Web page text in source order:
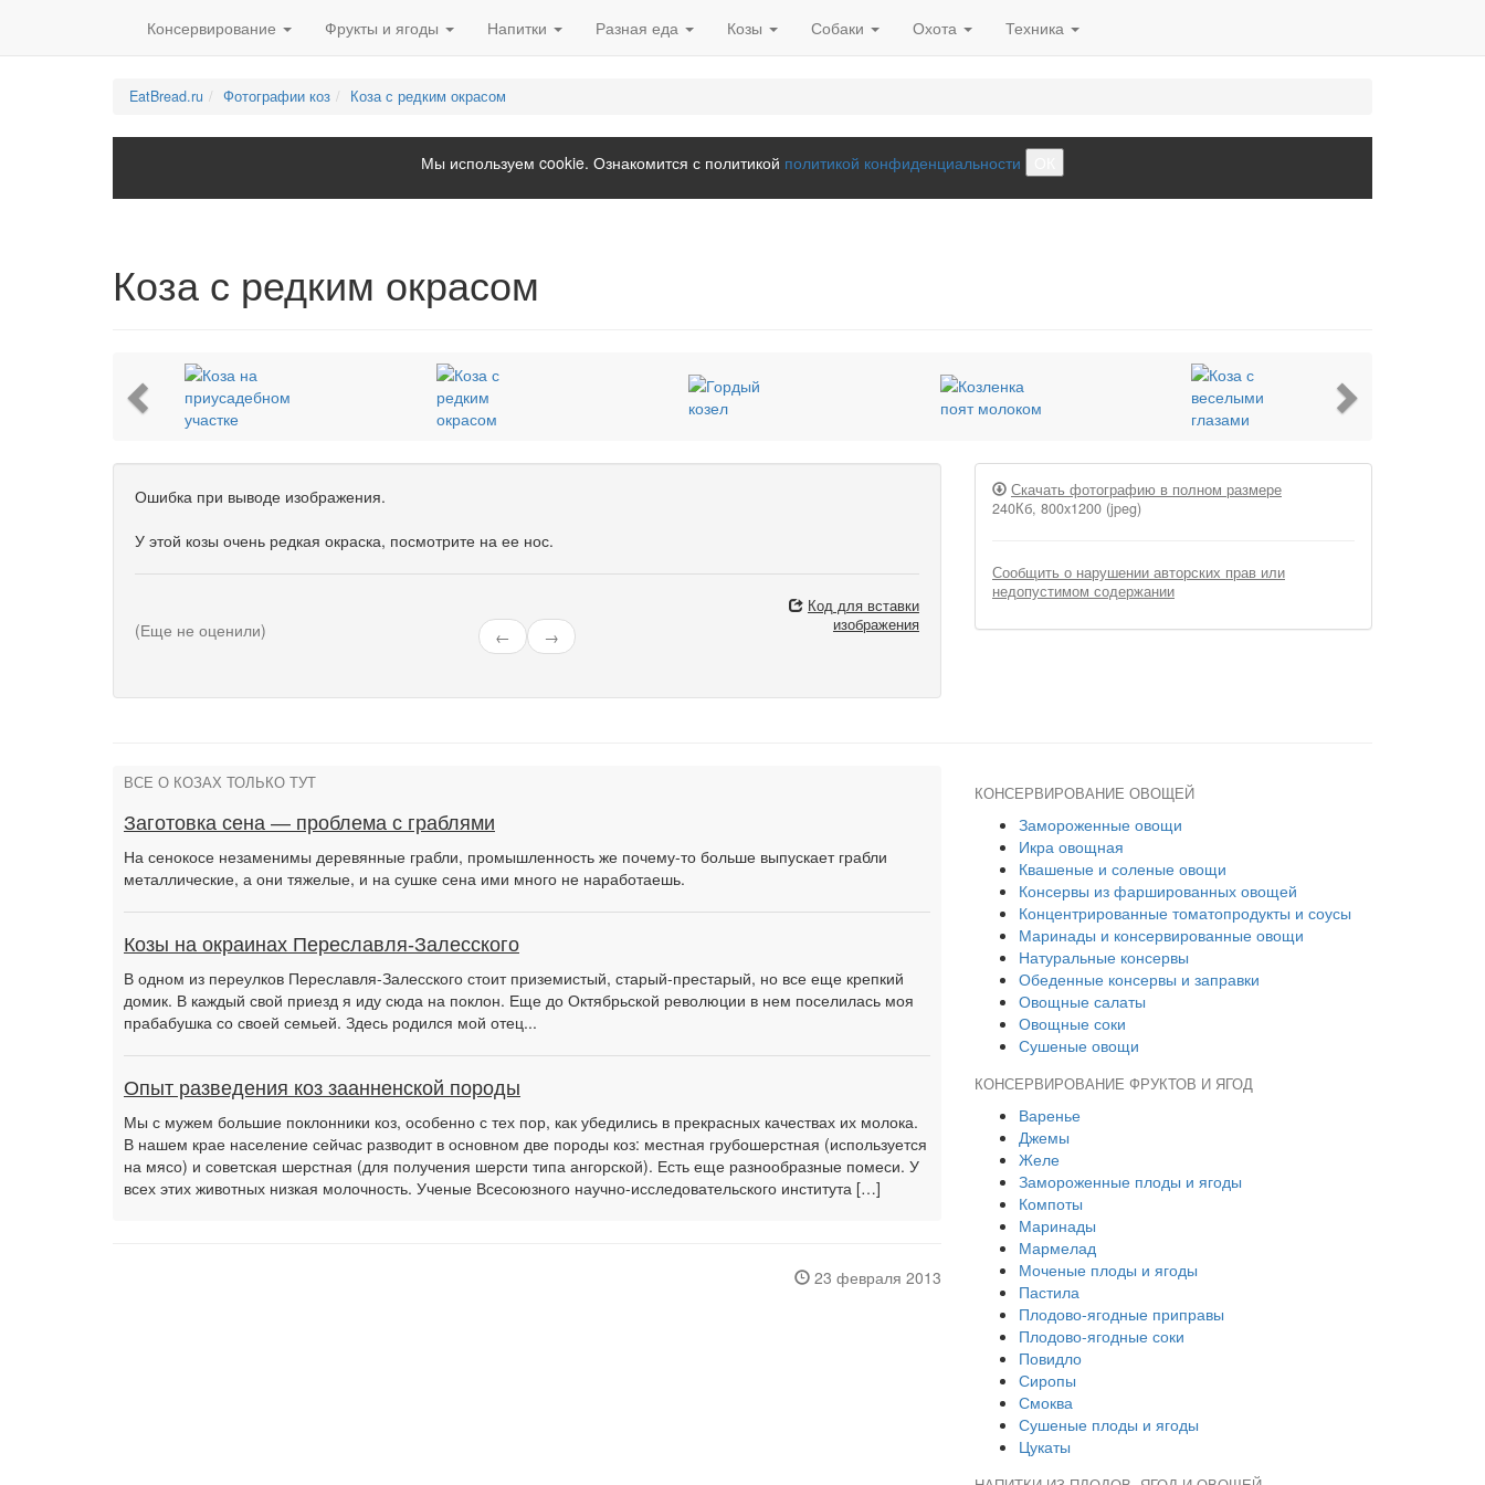
Консервирование Фрукты и ягоды Напитки Разная еда Козы Собаки Охота Техника
EatBread.ru Фотографии коз Коза с редким окрасом
Мы используем cookie. Ознакомится с политикой политикой конфиденциальности
Коза с редким окрасом
Previous Next
Ошибка при выводе изображения.
У этой козы очень редкая окраска, посмотрите на ее нос.
(Еще не оценили) ← →
Код для вставки
изображения
Скачать фотографию в полном размере
240Кб, 800x1200 (jpeg)
Сообщить о нарушении авторских прав или
недопустимом содержании
ВСЕ О КОЗАХ ТОЛЬКО ТУТ
Заготовка сена — проблема с граблями
На сенокосе незаменимы деревянные грабли, промышленность же почему-то больше выпускает грабли
металлические, а они тяжелые, и на сушке сена ими много не наработаешь.
Козы на окраинах Переславля-Залесского
В одном из переулков Переславля-Залесского стоит приземистый, старый-престарый, но все еще крепкий
домик. В каждый свой приезд я иду сюда на поклон. Еще до Октябрьской революции в нем поселилась моя
прабабушка со своей семьей. Здесь родился мой отец...
Опыт разведения коз заанненской породы
Мы с мужем большие поклонники коз, особенно с тех пор, как убедились в прекрасных качествах их молока.
В нашем крае население сейчас разводит в основном две породы коз: местная грубошерстная (используется
на мясо) и советская шерстная (для получения шерсти типа ангорской). Есть еще разнообразные помеси. У
всех этих животных низкая молочность. Ученые Всесоюзного научно-исследовательского института […]
23 февраля 2013
КОНСЕРВИРОВАНИЕ ОВОЩЕЙ
Замороженные овощи
Икра овощная
Квашеные и соленые овощи
Консервы из фаршированных овощей
Концентрированные томатопродукты и соусы
Маринады и консервированные овощи
Натуральные консервы
Обеденные консервы и заправки
Овощные салаты
Овощные соки
Сушеные овощи
КОНСЕРВИРОВАНИЕ ФРУКТОВ И ЯГОД
Варенье
Джемы
Желе
Замороженные плоды и ягоды
Компоты
Маринады
Мармелад
Моченые плоды и ягоды
Пастила
Плодово-ягодные приправы
Плодово-ягодные соки
Повидло
Сиропы
Смоква
Сушеные плоды и ягоды
Цукаты